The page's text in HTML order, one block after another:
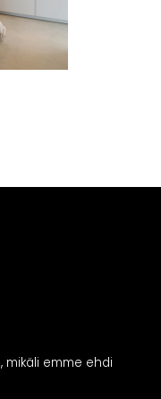
mikäli emme ehdi